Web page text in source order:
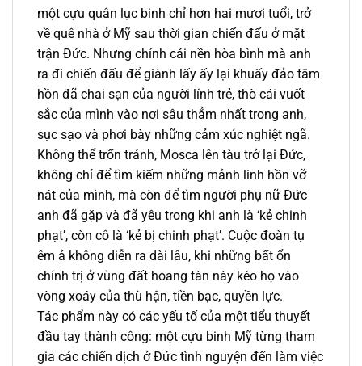
một cựu quân lục binh chỉ hơn hai mươi tuổi, trở
về quê nhà ở Mỹ sau thời gian chiến đấu ở mặt
trận Đức. Nhưng chính cái nền hòa bình mà anh
ra đi chiến đấu để giành lấy ấy lại khuấy đảo tâm
hồn đã chai sạn của người lính trẻ, thò cái vuốt
sắc của mình vào nơi sâu thẳm nhất trong anh,
sục sạo và phơi bày những cảm xúc nghiệt ngã.
Không thể trốn tránh, Mosca lên tàu trở lại Đức,
không chỉ để tìm kiếm những mảnh linh hồn vỡ
nát của mình, mà còn để tìm người phụ nữ Đức
anh đã gặp và đã yêu trong khi anh là ‘kẻ chinh
phạt’, còn cô là ‘kẻ bị chinh phạt’. Cuộc đoàn tụ
êm ả không diễn ra dài lâu, khi những bất ổn
chính trị ở vùng đất hoang tàn này kéo họ vào
vòng xoáy của thù hận, tiền bạc, quyền lực.
Tác phẩm này có các yếu tố của một tiểu thuyết
đầu tay thành công: một cựu binh Mỹ từng tham
gia các chiến dịch ở Đức tình nguyện đến làm việc